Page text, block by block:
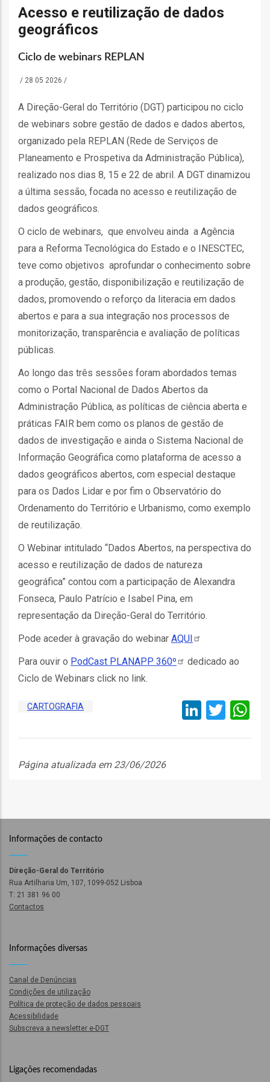
Acesso e reutilização de dados
geográficos
Ciclo de webinars REPLAN
/ 28 05 2026 /
A Direção-Geral do Território (DGT) participou no ciclo
de webinars sobre gestão de dados e dados abertos,
organizado pela REPLAN (Rede de Serviços de
Planeamento e Prospetiva da Administração Pública),
realizado nos dias 8, 15 e 22 de abril. A DGT dinamizou
a última sessão, focada no acesso e reutilização de
dados geográficos.
O ciclo de webinars, que envolveu ainda a Agência
para a Reforma Tecnológica do Estado e o INESCTEC,
teve como objetivos aprofundar o conhecimento sobre
a produção, gestão, disponibilização e reutilização de
dados, promovendo o reforço da literacia em dados
abertos e para a sua integração nos processos de
monitorização, transparência e avaliação de políticas
públicas.
Ao longo das três sessões foram abordados temas
como o Portal Nacional de Dados Abertos da
Administração Pública, as políticas de ciência aberta e
práticas FAIR bem como os planos de gestão de
dados de investigação e ainda o Sistema Nacional de
Informação Geográfica como plataforma de acesso a
dados geográficos abertos, com especial destaque
para os Dados Lidar e por fim o Observatório do
Ordenamento do Território e Urbanismo, como exemplo
de reutilização.
O Webinar intitulado “Dados Abertos, na perspectiva do
acesso e reutilização de dados de natureza
geográfica” contou com a participação de Alexandra
Fonseca, Paulo Patrício e Isabel Pina, em
representação da Direção-Geral do Território.
Pode aceder à gravação do webinar AQUI
Para ouvir o PodCast PLANAPP 360º
dedicado ao
Ciclo de Webinars click no link.
CARTOGRAFIA
Página atualizada em 23/06/2026
Informações de contacto
Direção-Geral do Território
Rua Artilharia Um, 107, 1099-052 Lisboa
T: 21 381 96 00
Contactos
Informações diversas
Canal de Denúncias
Condições de utilização
Política de proteção de dados pessoais
Acessibilidade
Subscreva a newsletter e-DGT
Ligações recomendadas